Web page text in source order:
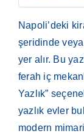
Napoli’deki
şeridinde
yer alır. Bu
ferah iç
Yazlık”
yazlık evler
modern